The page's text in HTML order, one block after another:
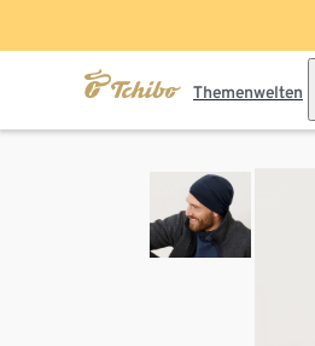
Themenwelten